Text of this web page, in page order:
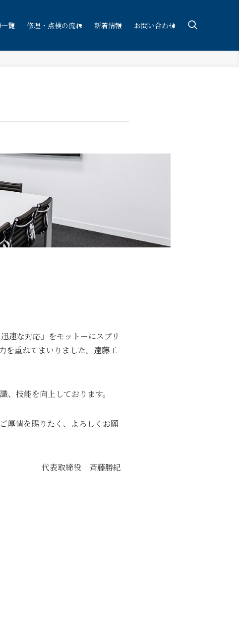
覧 修理・点検の流れ 新着情報 お問い合わせ
速な対応」をモットーにスプリ
を重ねてまいりました。遠藤工
技能を向上しております。
厚情を賜りたく、よろしくお願
代表取締役 斉藤勝紀